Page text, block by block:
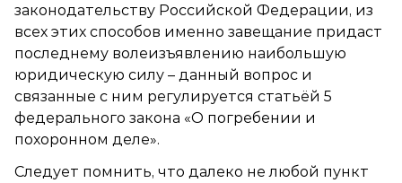
законодательству Российской Федерации, из
всех этих способов именно завещание придаст
последнему волеизъявлению наибольшую
юридическую силу – данный вопрос и
связанные с ним регулируется статьёй 5
федерального закона «О погребении и
похоронном деле».
Следует помнить, что далеко не любой пункт